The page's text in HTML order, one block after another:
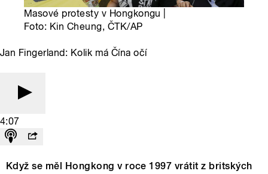
Masové protesty v Hongkongu |
Foto: Kin Cheung, ČTK/AP
Jan Fingerland: Kolik má Čína očí
4:07
Když se měl Hongkong v roce 1997 vrátit z britských